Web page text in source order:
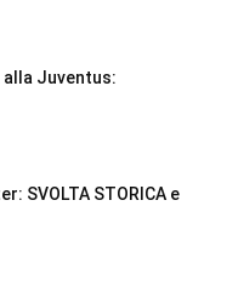
alla Juventus:
SVOLTA STORICA e